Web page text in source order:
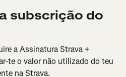
subscrição do
a Assinatura Strava +
te o valor não utilizado do teu
na Strava.